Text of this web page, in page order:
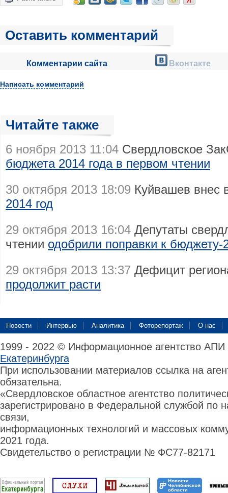
Оставить комментарий
Комментарии сайта Вконтакте
Написать комментарий
Читайте также
6 ноября 2013 11:04 Свердловское
бюджета 2014 года в первом чтении
30 октября 2013 18:09 Куйвашев внес
2014 год
29 октября 2013 16:04 Депутаты
чтении одобрили поправки к бюджету-
29 октября 2013 13:37 Дефицит
продолжит расти
Новости Интервью Аналитика Фоторепортаж О нас
1999 - 2022 © Информационное агентство
Екатеринбурга
При использовании материалов ссылка на
обязательна.
«Свердловское областное агентство
зарегистрировано в Федеральной службой по
связи,
информационных технологий и массовых
2021 года.
Свидетельство о регистрации № ФС77-82171